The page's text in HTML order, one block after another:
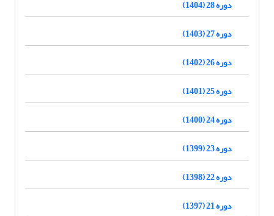
دوره 28 (1404)
دوره 27 (1403)
دوره 26 (1402)
دوره 25 (1401)
دوره 24 (1400)
دوره 23 (1399)
دوره 22 (1398)
دوره 21 (1397)